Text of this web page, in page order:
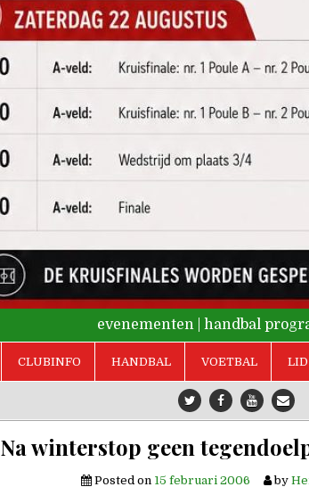
evenementen handbal
CLUBINFO HANDBAL VOETBAL LID
Na winterstop geen
Posted on 15 februari 2006 by